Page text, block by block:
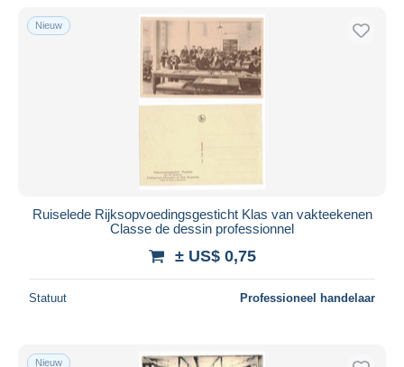
Nieuw
Ruiselede Rijksopvoedingsgesticht Klas van vakteekenen
Classe de dessin professionnel
± US$ 0,75
Statuut Professioneel handelaar
Nieuw